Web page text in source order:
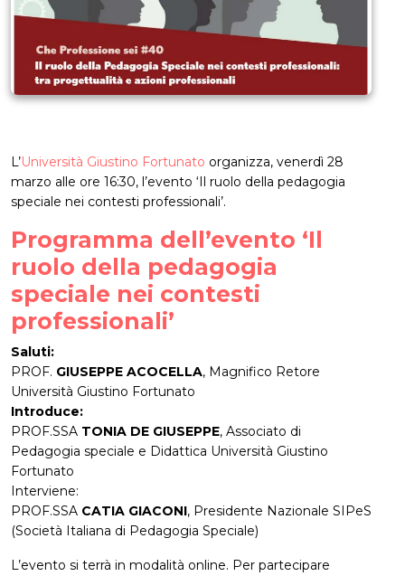
L’Università Giustino Fortunato organizza, venerdì 28
marzo alle ore 16:30, l’evento ‘Il ruolo della pedagogia
speciale nei contesti professionali’.
Programma dell’evento ‘Il
ruolo della pedagogia
speciale nei contesti
professionali’
Saluti:
PROF. GIUSEPPE ACOCELLA, Magnifico Retore
Università Giustino Fortunato
Introduce:
PROF.SSA TONIA DE GIUSEPPE, Associato di
Pedagogia speciale e Didattica Università Giustino
Fortunato
Interviene:
PROF.SSA CATIA GIACONI, Presidente Nazionale SIPeS
(Società Italiana di Pedagogia Speciale)
L’evento si terrà in modalità online. Per partecipare